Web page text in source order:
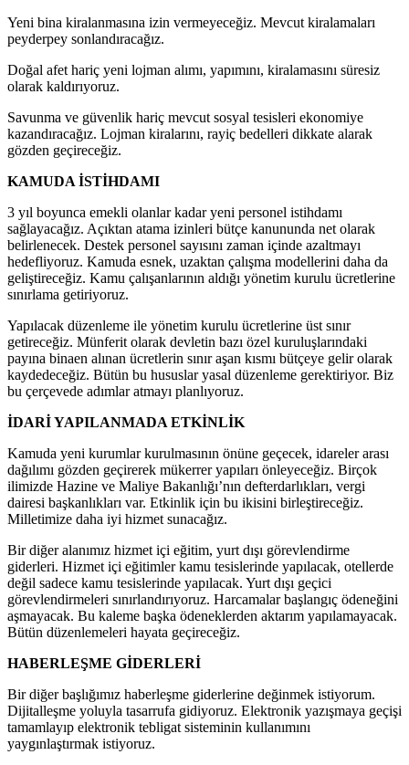
Yeni bina kiralanmasına izin vermeyeceğiz. Mevcut kiralamaları
peyderpey sonlandıracağız.
Doğal afet hariç yeni lojman alımı, yapımını, kiralamasını süresiz
olarak kaldırıyoruz.
Savunma ve güvenlik hariç mevcut sosyal tesisleri ekonomiye
kazandıracağız. Lojman kiralarını, rayiç bedelleri dikkate alarak
gözden geçireceğiz.
KAMUDA İSTİHDAMI
3 yıl boyunca emekli olanlar kadar yeni personel istihdamı
sağlayacağız. Açıktan atama izinleri bütçe kanununda net olarak
belirlenecek. Destek personel sayısını zaman içinde azaltmayı
hedefliyoruz. Kamuda esnek, uzaktan çalışma modellerini daha da
geliştireceğiz. Kamu çalışanlarının aldığı yönetim kurulu ücretlerine
sınırlama getiriyoruz.
Yapılacak düzenleme ile yönetim kurulu ücretlerine üst sınır
getireceğiz. Münferit olarak devletin bazı özel kuruluşlarındaki
payına binaen alınan ücretlerin sınır aşan kısmı bütçeye gelir olarak
kaydedeceğiz. Bütün bu hususlar yasal düzenleme gerektiriyor. Biz
bu çerçevede adımlar atmayı planlıyoruz.
İDARİ YAPILANMADA ETKİNLİK
Kamuda yeni kurumlar kurulmasının önüne geçecek, idareler arası
dağılımı gözden geçirerek mükerrer yapıları önleyeceğiz. Birçok
ilimizde Hazine ve Maliye Bakanlığı’nın defterdarlıkları, vergi
dairesi başkanlıkları var. Etkinlik için bu ikisini birleştireceğiz.
Milletimize daha iyi hizmet sunacağız.
Bir diğer alanımız hizmet içi eğitim, yurt dışı görevlendirme
giderleri. Hizmet içi eğitimler kamu tesislerinde yapılacak, otellerde
değil sadece kamu tesislerinde yapılacak. Yurt dışı geçici
görevlendirmeleri sınırlandırıyoruz. Harcamalar başlangıç ödeneğini
aşmayacak. Bu kaleme başka ödeneklerden aktarım yapılamayacak.
Bütün düzenlemeleri hayata geçireceğiz.
HABERLEŞME GİDERLERİ
Bir diğer başlığımız haberleşme giderlerine değinmek istiyorum.
Dijitalleşme yoluyla tasarrufa gidiyoruz. Elektronik yazışmaya geçişi
tamamlayıp elektronik tebligat sisteminin kullanımını
yaygınlaştırmak istiyoruz.